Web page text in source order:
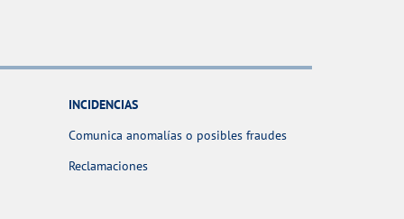
INCIDENCIAS
Comunica anomalías o posibles fraudes
Reclamaciones